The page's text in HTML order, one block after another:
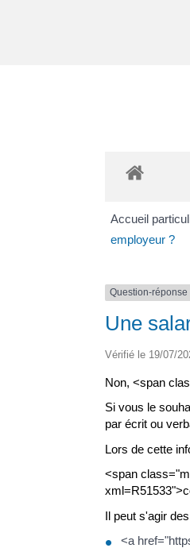
Accueil
employeur ?
Question-réponse
Une
Vérifié le 19/07/
Non, <span
Si vous le
par écrit ou
Lors de cette
<span
Il peut s'agir
<a